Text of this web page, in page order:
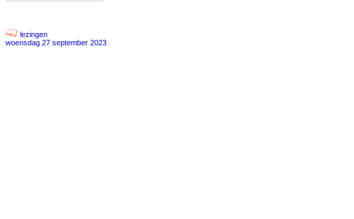
lezingen
woensdag 27 september 2023